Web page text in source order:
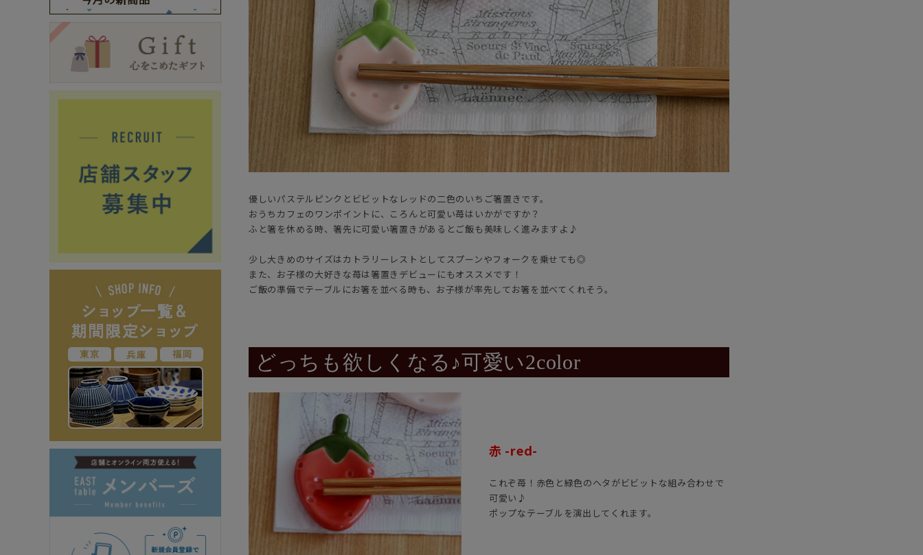
優しいパステルピンクとビビットなレッドの二色のいちご箸置きです。
おうちカフェのワンポイントに、ころんと可愛い苺はいかがですか？
ふと箸を休める時、箸先に可愛い箸置きがあるとご飯も美味しく進みますよ♪
少し大きめのサイズはカトラリーレストとしてスプーンやフォークを乗せても◎
また、お子様の大好きな苺は箸置きデビューにもオススメです！
ご飯の準備でテーブルにお箸を並べる時も、お子様が率先してお箸を並べてくれそう。
どっちも欲しくなる♪可愛い2color
赤 -red-
これぞ苺！赤色と緑色のヘタがビビットな組み合わせで
可愛い♪
ポップなテーブルを演出してくれます。